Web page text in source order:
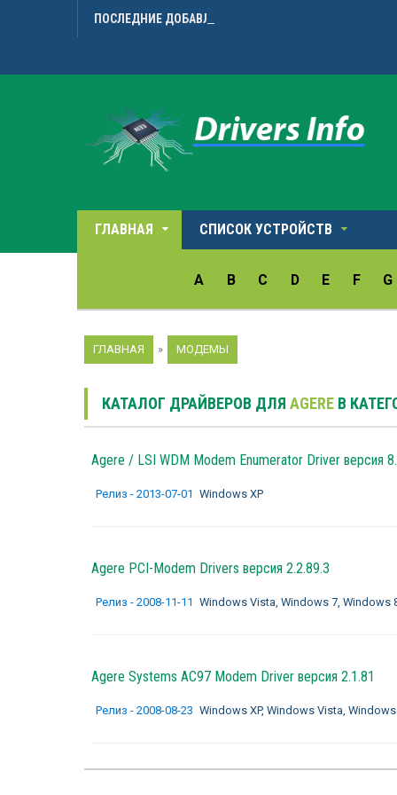
ПОСЛЕДНИЕ ДОБАВЛЕННЫЕ ДРАЙВЕРА
ГЛАВНАЯ СПИСОК УСТРОЙСТВ
A B C D E F G
ГЛАВНАЯ » МОДЕМЫ
КАТАЛОГ ДРАЙВЕРОВ ДЛЯ AGERE В
Agere / LSI WDM Modem Enumerator Driver версия
Релиз - 2013-07-01 Windows XP
Agere PCI-Modem Drivers версия 2.2.89.3
Релиз - 2008-11-11 Windows Vista, Windows 7, Windows
Agere Systems AC97 Modem Driver версия 2.1.81
Релиз - 2008-08-23 Windows XP, Windows Vista,